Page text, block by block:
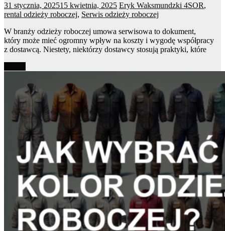
31 stycznia, 202515 kwietnia, 2025 Eryk Waksmundzki 4SOR,
rental odzieży roboczej, Serwis odzieży roboczej
W branży odzieży roboczej umowa serwisowa to dokument,
który może mieć ogromny wpływ na koszty i wygodę współpracy
z dostawcą. Niestety, niektórzy dostawcy stosują praktyki, które